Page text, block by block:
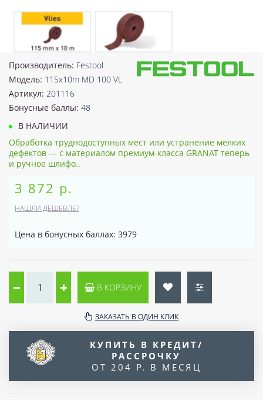
Производитель: Festool
Модель: 115x10m MD 100 VL
Артикул: 201116
Бонусные баллы: 48
В НАЛИЧИИ
Обработка труднодоступных мест или устранение мелких
дефектов — с материалом премиум-класса GRANAT теперь
и ручное шлифо..
3 872 р.
НАШЛИ ДЕШЕВЛЕ?
Цена в бонусных баллах: 3979
В КОРЗИНУ
ЗАКАЗАТЬ В ОДИН КЛИК
КУПИТЬ В КРЕДИТ/
РАССРОЧКУ
ОТ 204 Р. В МЕСЯЦ